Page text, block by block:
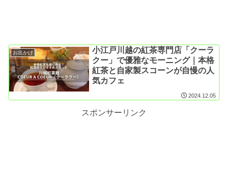
お出かけ
小江戸川越の紅茶専門店「クーラ
クー」で優雅なモーニング｜本格
紅茶と自家製スコーンが自慢の人
気カフェ
2024.12.05
スポンサーリンク